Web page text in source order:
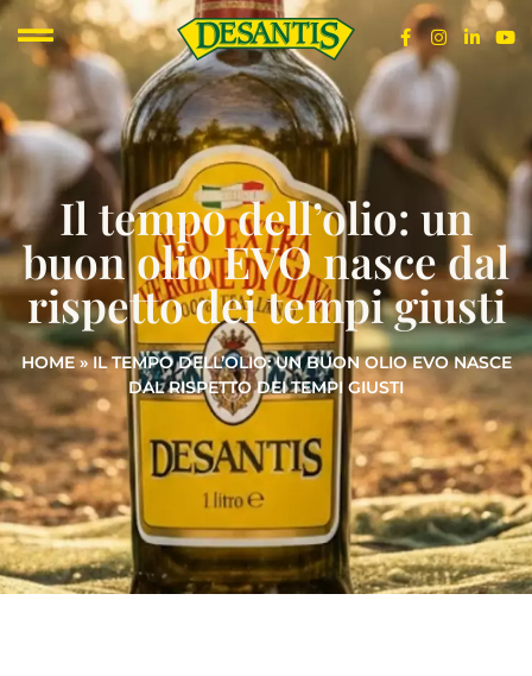
Il tempo dell’olio: un
buon olio EVO nasce dal
rispetto dei tempi giusti
HOME»IL TEMPO DELL’OLIO: UN BUON OLIO EVO NASCE
DAL RISPETTO DEI TEMPI GIUSTI